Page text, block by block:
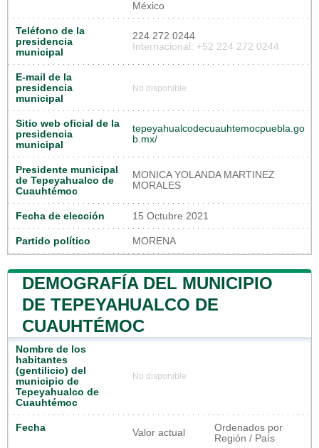
México
Teléfono de la
presidencia
municipal
224 272 0244
Internacional: +52 224 272 0244
E-mail de la
presidencia
municipal
No disponible
Sitio web oficial de la
presidencia
municipal
tepeyahualcodecuauhtemocpuebla.go
b.mx/
Presidente municipal
de Tepeyahualco de
Cuauhtémoc
MONICA YOLANDA MARTINEZ
MORALES
Fecha de elección 15 Octubre 2021
Partido político MORENA
DEMOGRAFÍA DEL MUNICIPIO
DE TEPEYAHUALCO DE
CUAUHTÉMOC
Nombre de los
habitantes
(gentilicio) del
municipio de
Tepeyahualco de
Cuauhtémoc
No disponible
Fecha Valor actual
Ordenados por
Región / País